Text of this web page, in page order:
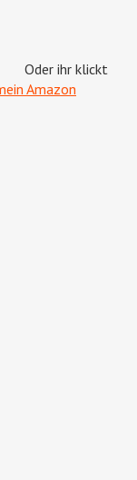
Oder ihr klickt
Amazon